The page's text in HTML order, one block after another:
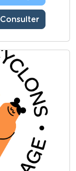
Consulter